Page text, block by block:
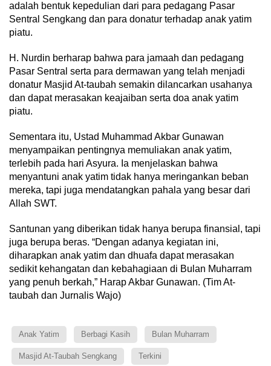
adalah bentuk kepedulian dari para pedagang Pasar
Sentral Sengkang dan para donatur terhadap anak yatim
piatu.
H. Nurdin berharap bahwa para jamaah dan pedagang
Pasar Sentral serta para dermawan yang telah menjadi
donatur Masjid At-taubah semakin dilancarkan usahanya
dan dapat merasakan keajaiban serta doa anak yatim
piatu.
Sementara itu, Ustad Muhammad Akbar Gunawan
menyampaikan pentingnya memuliakan anak yatim,
terlebih pada hari Asyura. Ia menjelaskan bahwa
menyantuni anak yatim tidak hanya meringankan beban
mereka, tapi juga mendatangkan pahala yang besar dari
Allah SWT.
Santunan yang diberikan tidak hanya berupa finansial, tapi
juga berupa beras. “Dengan adanya kegiatan ini,
diharapkan anak yatim dan dhuafa dapat merasakan
sedikit kehangatan dan kebahagiaan di Bulan Muharram
yang penuh berkah,” Harap Akbar Gunawan. (Tim At-
taubah dan Jurnalis Wajo)
Anak Yatim Berbagi Kasih Bulan Muharram
Masjid At-Taubah Sengkang Terkini